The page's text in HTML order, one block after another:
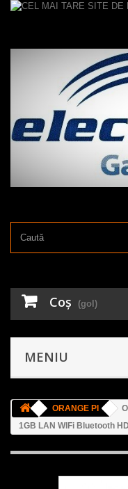
Coş (gol)
MENIU
ORANGE PI
1GB LAN WIFi Bluetooth